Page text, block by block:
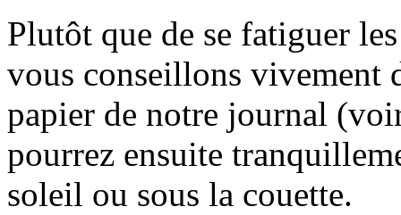
Plutôt que de se fatiguer
vous conseillons vivement
papier de notre journal
pourrez ensuite
soleil ou sous la couette.